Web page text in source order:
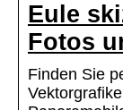
Eule
Fotos
Finden Sie